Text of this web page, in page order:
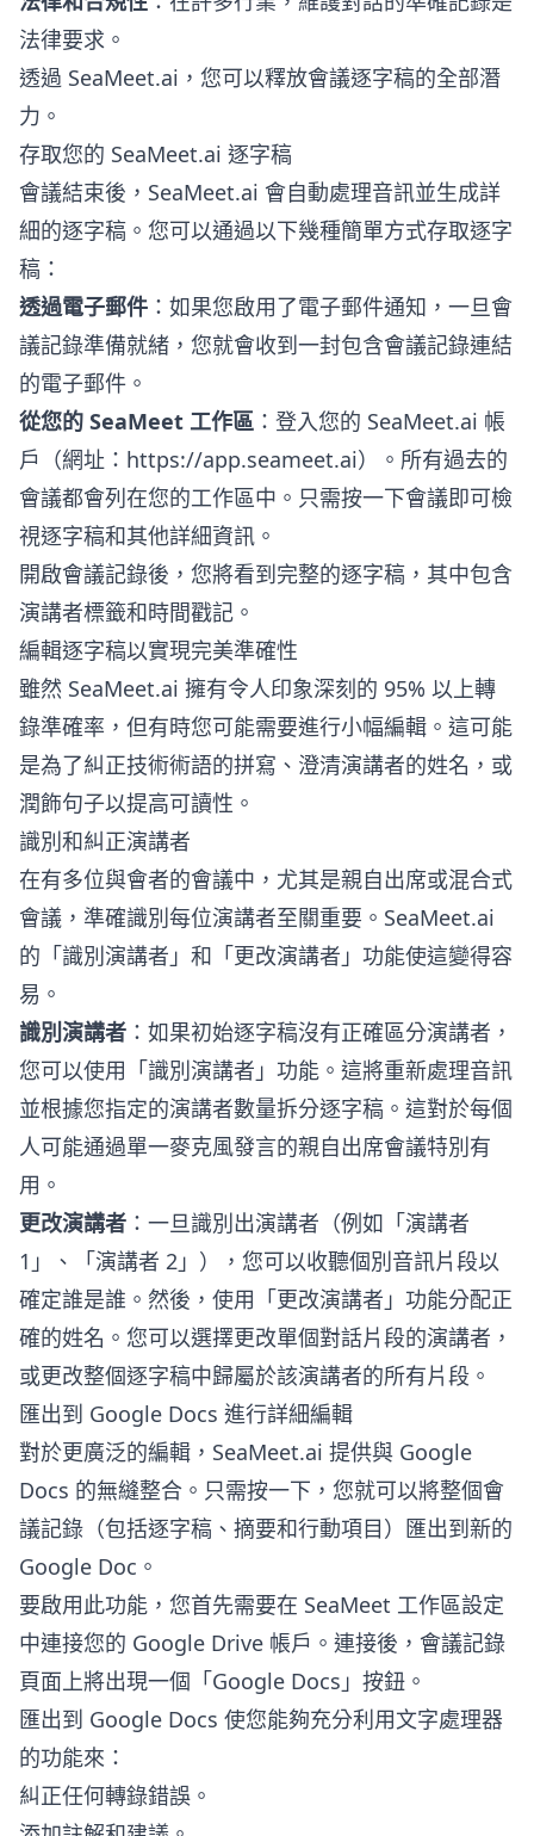
法律要求。
透過 SeaMeet.ai，您可以釋放會議逐字稿的全部潛
力。
存取您的 SeaMeet.ai 逐字稿
會議結束後，SeaMeet.ai 會自動處理音訊並生成詳
細的逐字稿。您可以通過以下幾種簡單方式存取逐字
稿：
透過電子郵件 ：如果您啟用了電子郵件通知，一旦會
議記錄準備就緒，您就會收到一封包含會議記錄連結
的電子郵件。
從您的 SeaMeet 工作區 ：登入您的 SeaMeet.ai 帳
戶（網址： https://app.seameet.ai）。所有過去的
會議都會列在您的工作區中。只需按一下會議即可檢
視逐字稿和其他詳細資訊。
開啟會議記錄後，您將看到完整的逐字稿，其中包含
演講者標籤和時間戳記。
編輯逐字稿以實現完美準確性
雖然 SeaMeet.ai 擁有令人印象深刻的 95% 以上轉
錄準確率，但有時您可能需要進行小幅編輯。這可能
是為了糾正技術術語的拼寫、澄清演講者的姓名，或
潤飾句子以提高可讀性。
識別和糾正演講者
在有多位與會者的會議中，尤其是親自出席或混合式
會議，準確識別每位演講者至關重要。SeaMeet.ai
的「識別演講者」和「更改演講者」功能使這變得容
易。
識別演講者 ：如果初始逐字稿沒有正確區分演講者，
您可以使用「識別演講者」功能。這將重新處理音訊
並根據您指定的演講者數量拆分逐字稿。這對於每個
人可能通過單一麥克風發言的親自出席會議特別有
用。
更改演講者 ：一旦識別出演講者（例如「演講者
1」、「演講者 2」），您可以收聽個別音訊片段以
確定誰是誰。然後，使用「更改演講者」功能分配正
確的姓名。您可以選擇更改單個對話片段的演講者，
或更改整個逐字稿中歸屬於該演講者的所有片段。
匯出到 Google Docs 進行詳細編輯
對於更廣泛的編輯，SeaMeet.ai 提供與 Google
Docs 的無縫整合。只需按一下，您就可以將整個會
議記錄（包括逐字稿、摘要和行動項目）匯出到新的
Google Doc。
要啟用此功能，您首先需要在 SeaMeet 工作區設定
中連接您的 Google Drive 帳戶。連接後，會議記錄
頁面上將出現一個「Google Docs」按鈕。
匯出到 Google Docs 使您能夠充分利用文字處理器
的功能來：
糾正任何轉錄錯誤。